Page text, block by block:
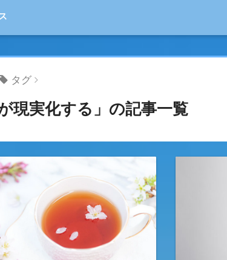
タグ
が現実化する」の記事一覧